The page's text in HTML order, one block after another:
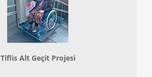
Tiflis Alt Geçit Projesi